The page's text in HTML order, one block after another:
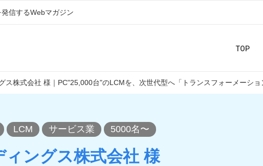
信するWebマガジン
TOP
ス株式会社 様｜PC"25,000台"のLCMを、次世代型へ「トランスフォーメーショ
LCM サービス業 5000名〜
ングス株式会社 様